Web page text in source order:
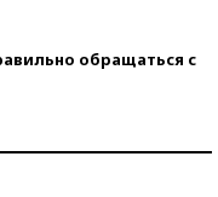
обращаться с